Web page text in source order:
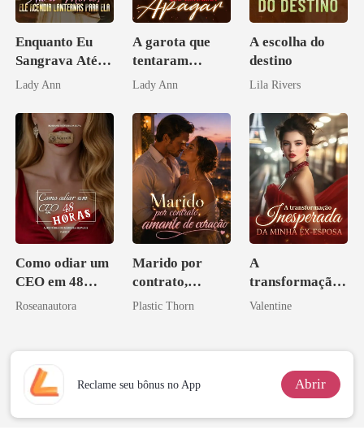
Enquanto Eu
Sangrava Até a
Morte, Ele
Lanternas Para
Ela
Lady Ann
A garota que
tentaram
apagar
Lady Ann
A escolha do
destino
Lila Rivers
Como odiar um
CEO em 48
horas
Roseanautora
Marido por
contrato,
amante de
Plastic Thorn
A
transformação
inesperada da
Valentine
Reclame seu bônus no App Abrir